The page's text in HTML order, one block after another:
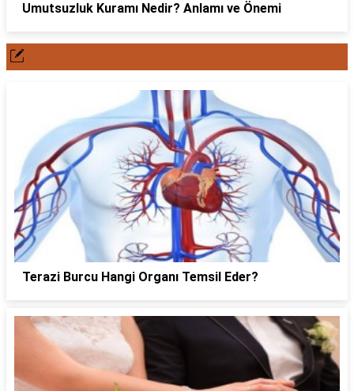
Umutsuzluk Kuramı Nedir? Anlamı ve Önemi
Terazi Burcu Hangi Organı Temsil Eder?